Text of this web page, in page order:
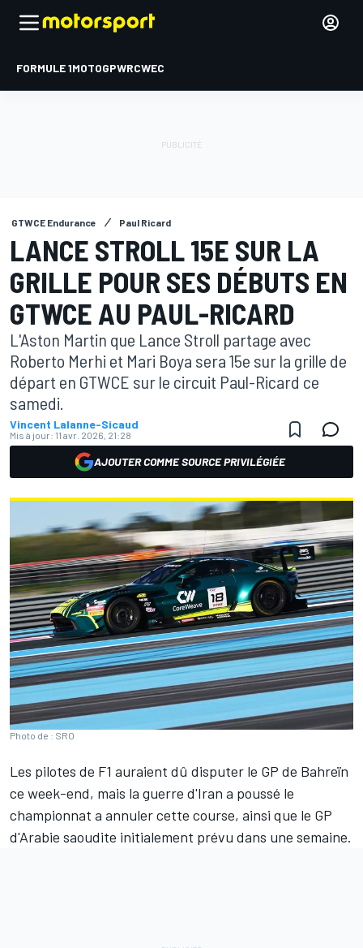
FORMULE 1MOTOGPWRCWEC
GTWCE Endurance Paul Ricard
LANCE STROLL 15E SUR LA
GRILLE POUR SES DÉBUTS EN
GTWCE AU PAUL-RICARD
L'Aston Martin que Lance Stroll partage avec
Roberto Merhi et Mari Boya sera 15e sur la grille de
départ en GTWCE sur le circuit Paul-Ricard ce
samedi.
Vincent Lalanne-Sicaud
Mis à jour: 11 avr. 2026, 21:28
AJOUTER COMME SOURCE PRIVILÉGIÉE
Photo de : SRO
Les pilotes de F1 auraient dû disputer le GP de Bahreïn
ce week-end, mais la guerre d'Iran a poussé le
championnat a annuler cette course, ainsi que le GP
d'Arabie saoudite initialement prévu dans une semaine.